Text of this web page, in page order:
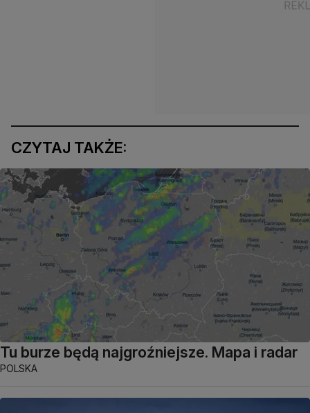
CZYTAJ TAKŻE:
Tu burze będą najgroźniejsze. Mapa i radar
POLSKA